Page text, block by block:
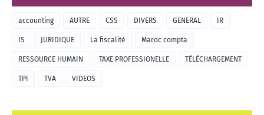
accounting AUTRE CSS DIVERS GENERAL IR
IS JURIDIQUE La fiscalité Maroc compta
RESSOURCE HUMAIN TAXE PROFESSIONELLE TÉLÉCHARGEMENT
TPI TVA VIDEOS